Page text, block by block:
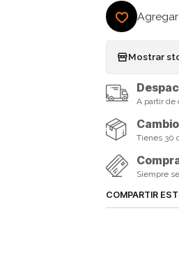
Mostrar
A partir de
Tienes 30
Siempre
COMPARTIR